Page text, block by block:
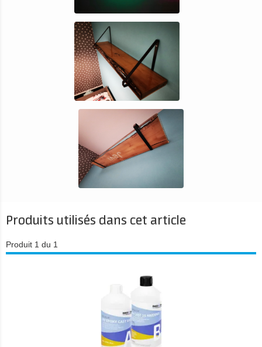
Produits utilisés dans cet article
Produit 1 du 1